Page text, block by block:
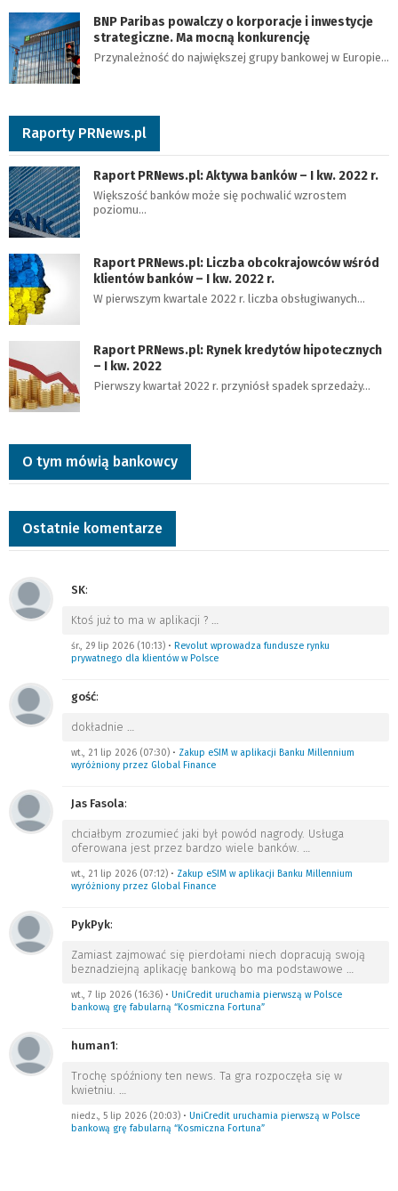
BNP Paribas powalczy o korporacje i inwestycje
strategiczne. Ma mocną konkurencję
Przynależność do największej grupy bankowej w Europie…
Raporty PRNews.pl
Raport PRNews.pl: Aktywa banków – I kw. 2022 r.
Większość banków może się pochwalić wzrostem
poziomu…
Raport PRNews.pl: Liczba obcokrajowców wśród
klientów banków – I kw. 2022 r.
W pierwszym kwartale 2022 r. liczba obsługiwanych…
Raport PRNews.pl: Rynek kredytów hipotecznych
– I kw. 2022
Pierwszy kwartał 2022 r. przyniósł spadek sprzedaży…
O tym mówią bankowcy
Ostatnie komentarze
SK:
Ktoś już to ma w aplikacji ?
śr., 29 lip 2026 (10:13) • Revolut wprowadza fundusze rynku
prywatnego dla klientów w Polsce
gość:
dokładnie
wt., 21 lip 2026 (07:30) • Zakup eSIM w aplikacji Banku Millennium
wyróżniony przez Global Finance
Jas Fasola:
chciałbym zrozumieć jaki był powód nagrody. Usługa
oferowana jest przez bardzo wiele banków.
wt., 21 lip 2026 (07:12) • Zakup eSIM w aplikacji Banku Millennium
wyróżniony przez Global Finance
PykPyk:
Zamiast zajmować się pierdołami niech dopracują swoją
beznadziejną aplikację bankową bo ma podstawowe
wt., 7 lip 2026 (16:36) • UniCredit uruchamia pierwszą w Polsce
bankową grę fabularną “Kosmiczna Fortuna”
human1:
Trochę spóźniony ten news. Ta gra rozpoczęła się w
kwietniu.
niedz., 5 lip 2026 (20:03) • UniCredit uruchamia pierwszą w Polsce
bankową grę fabularną “Kosmiczna Fortuna”